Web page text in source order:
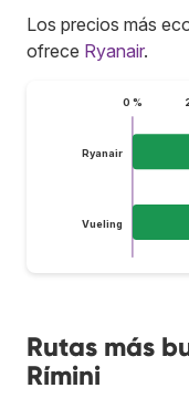
Los precios más
ofrece Ryanair.
0 %
Ryanair
Vueling
Rutas más
Rímini